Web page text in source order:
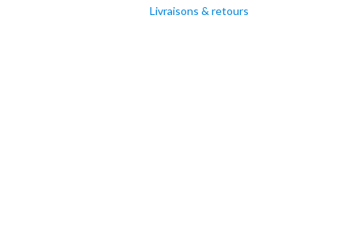
Livraisons & retours